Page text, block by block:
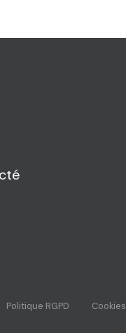
Politique RGPD Cookies